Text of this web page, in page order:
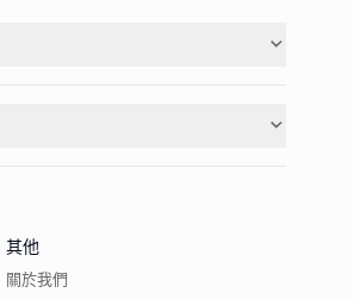
其他
關於我們